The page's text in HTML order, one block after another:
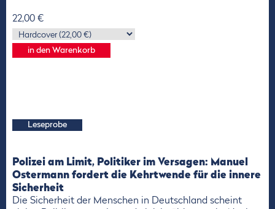
22,00 €
Leseprobe
Polizei am Limit, Politiker im Versagen: Manuel
Ostermann fordert die Kehrtwende für die innere
Sicherheit
Die Sicherheit der Menschen in Deutschland scheint